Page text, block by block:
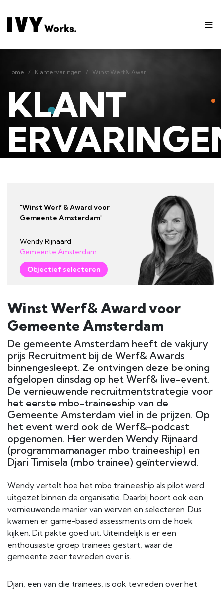
Home Klantervaringen Winst Werf& Award voor Gemeente Amsterdam
KLANT
"Winst Werf & Award voor
Gemeente Amsterdam"
Wendy Rijnaard
Gemeente Amsterdam
Objectief selecteren
Winst Werf& Award voor
Gemeente Amsterdam
De gemeente Amsterdam heeft de vakjury
prijs Recruitment bij de Werf& Awards
binnengesleept. Ze ontvingen deze beloning
afgelopen dinsdag op het Werf& live-event.
De vernieuwende recruitmentstrategie voor
het eerste mbo-traineeship van de
Gemeente Amsterdam viel in de prijzen. Op
het event werd ook de Werf&-podcast
opgenomen. Hier werden Wendy Rijnaard
(programmamanager mbo traineeship) en
Djari Timisela (mbo trainee) geïnterviewd.
Wendy vertelt hoe het mbo traineeship als pilot werd
uitgezet binnen de organisatie. Daarbij hoort ook een
vernieuwende manier van werven en selecteren. Dus
kwamen er game-based assessments om de hoek
kijken. Dit pakte goed uit. Uiteindelijk is er een
enthousiaste groep trainees gestart, waar de
gemeente zeer tevreden over is.
Djari, een van die trainees, is ook tevreden over het